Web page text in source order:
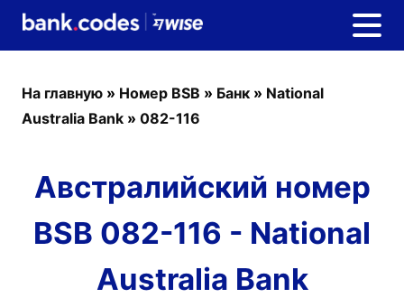
На главную » Номер BSB » Банк » National
Australia Bank » 082-116
Австралийский номер
BSB 082-116 - National
Australia Bank